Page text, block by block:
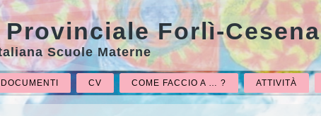
Provinciale Forlì-Cesena
Scuole Materne
DOCUMENTI CV COME FACCIO A … ? ATTIVITÀ